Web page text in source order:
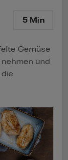
5 Min
Gemüse
und